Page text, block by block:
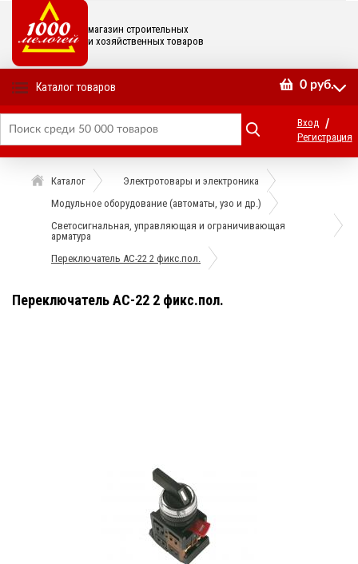
магазин строительных
и хозяйственных товаров
Каталог товаров 0 руб.
Вход /
Регистрация
Каталог
Электротовары и электроника
Модульное оборудование (автоматы, узо и др.)
Светосигнальная, управляющая и ограничивающая
арматура
Переключатель AC-22 2 фикс.пол.
Переключатель AC-22 2 фикс.пол.